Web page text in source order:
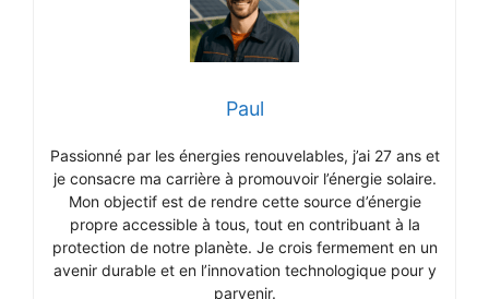
Paul
Passionné par les énergies renouvelables, j’ai 27 ans et
je consacre ma carrière à promouvoir l’énergie solaire.
Mon objectif est de rendre cette source d’énergie
propre accessible à tous, tout en contribuant à la
protection de notre planète. Je crois fermement en un
avenir durable et en l’innovation technologique pour y
parvenir.